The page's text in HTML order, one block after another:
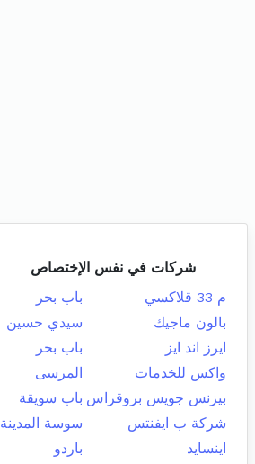
شركات في نفس الإختصاص
م 33 قلاكسي
باب بحر
بالون ماجيك
سيدي حسين
ايرز اند ايز
باب بحر
واكس للخدمات
المرسى
بيزنس جويس بروقراس باب سويقة
شركة ب ايفنتس
سوسة المدينة
اينسايد
باردو